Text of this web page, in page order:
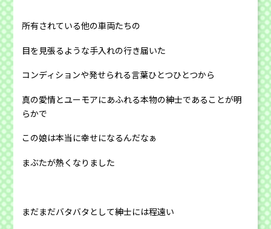
所有されている他の車両たちの
目を見張るような手入れの行き届いた
コンディションや発せられる言葉ひとつひとつから
真の愛情とユーモアにあふれる本物の紳士であることが明
らかで
この娘は本当に幸せになるんだなぁ
まぶたが熱くなりました
まだまだバタバタとして紳士には程遠い